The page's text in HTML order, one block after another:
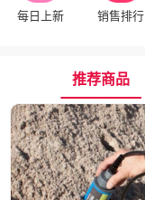
每日上新 销售排行
推荐商品